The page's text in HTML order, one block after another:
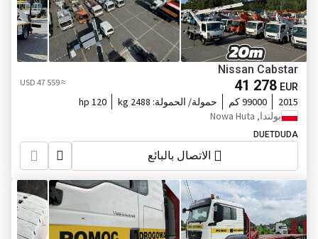
Nissan Cabstar
41 278 EUR
≈ 47 559 USD
2015 99000 كم حمولة/ الحمولة: 2488 kg
120 hp
بولندا, Nowa Huta
DUETDUDA
الاتصال بالبائع